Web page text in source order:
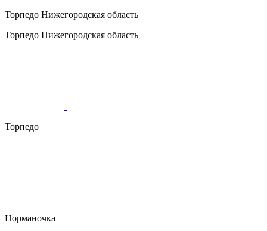
Торпедо Нижегородская область
Торпедо Нижегородская область
Торпедо
Норманочка